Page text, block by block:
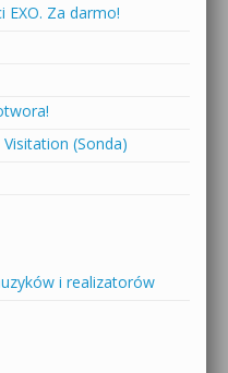
EXO. Za darmo!
(Sonda)
i realizatorów